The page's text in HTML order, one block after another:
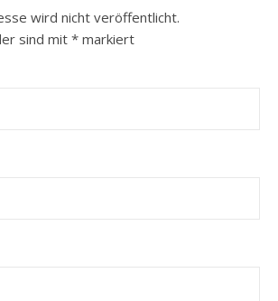
wird nicht veröffentlicht.
sind mit * markiert